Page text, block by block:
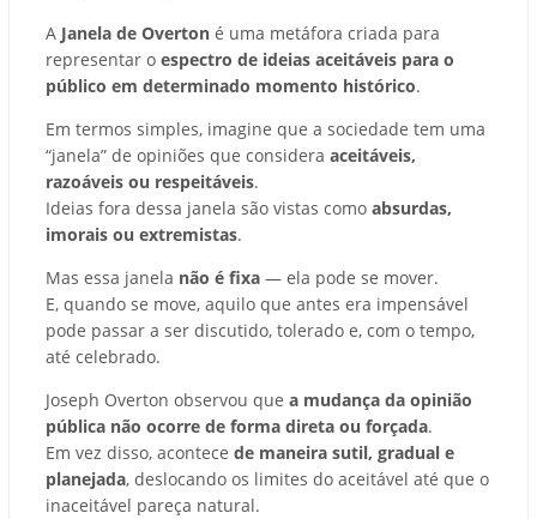
A Janela de Overton é uma metáfora criada para
representar o espectro de ideias aceitáveis para o
público em determinado momento histórico.
Em termos simples, imagine que a sociedade tem uma
“janela” de opiniões que considera aceitáveis,
razoáveis ou respeitáveis.
Ideias fora dessa janela são vistas como absurdas,
imorais ou extremistas.
Mas essa janela não é fixa — ela pode se mover.
E, quando se move, aquilo que antes era impensável
pode passar a ser discutido, tolerado e, com o tempo,
até celebrado.
Joseph Overton observou que a mudança da opinião
pública não ocorre de forma direta ou forçada.
Em vez disso, acontece de maneira sutil, gradual e
planejada, deslocando os limites do aceitável até que o
inaceitável pareça natural.